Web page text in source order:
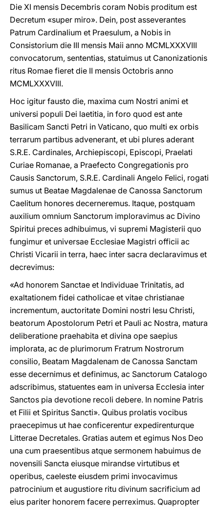
Die XI mensis Decembris coram Nobis proditum est
Decretum «super miro». Dein, post asseverantes
Patrum Cardinalium et Praesulum, a Nobis in
Consistorium die III mensis Maii anno MCMLXXXVIII
convocatorum, sententias, statuimus ut Canonizationis
ritus Romae fieret die II mensis Octobris anno
MCMLXXXVIII.
Hoc igitur fausto die, maxima cum Nostri animi et
universi populi Dei laetitia, in foro quod est ante
Basilicam Sancti Petri in Vaticano, quo multi ex orbis
terrarum partibus advenerant, et ubi plures aderant
S.R.E. Cardinales, Archiepiscopi, Episcopi, Praelati
Curiae Romanae, a Praefecto Congregationis pro
Causis Sanctorum, S.R.E. Cardinali Angelo Felici, rogati
sumus ut Beatae Magdalenae de Canossa Sanctorum
Caelitum honores decerneremus. Itaque, postquam
auxilium omnium Sanctorum imploravimus ac Divino
Spiritui preces adhibuimus, vi supremi Magisterii quo
fungimur et universae Ecclesiae Magistri officii ac
Christi Vicarii in terra, haec inter sacra declaravimus et
decrevimus:
«Ad honorem Sanctae et Individuae Trinitatis, ad
exaltationem fidei catholicae et vitae christianae
incrementum, auctoritate Domini nostri Iesu Christi,
beatorum Apostolorum Petri et Pauli ac Nostra, matura
deliberatione praehabita et divina ope saepius
implorata, ac de plurimorum Fratrum Nostrorum
consilio, Beatam Magdalenam de Canossa Sanctam
esse decernimus et definimus, ac Sanctorum Catalogo
adscribimus, statuentes eam in universa Ecclesia inter
Sanctos pia devotione recoli debere. In nomine Patris
et Filii et Spiritus Sancti». Quibus prolatis vocibus
praecepimus ut hae conficerentur expedirenturque
Litterae Decretales. Gratias autem et egimus Nos Deo
una cum praesentibus atque sermonem habuimus de
novensili Sancta eiusque mirandse virtutibus et
operibus, caeleste eiusdem primi invocavimus
patrocinium et augustiore ritu divinum sacrificium ad
eius pariter honorem facere perreximus. Quapropter